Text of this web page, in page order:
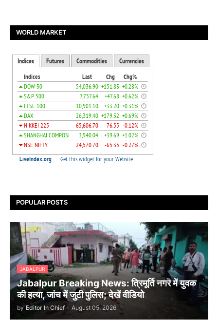
WORLD MARKET
POPULAR POSTS
JABALPUR
Jabalpur Breaking News: त्रिमूर्ति नगर में युवक
की हत्या, जांच में जुटी पुलिस; देखें वीडियो
by Editor In Chief - August 05, 2026